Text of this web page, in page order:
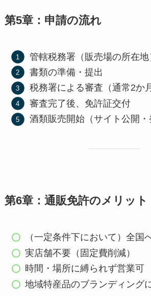
第5章：申請の流れ
管轄税務署（販売場の所在
書類の準備・提出
税務署による審査（通常2か
審査完了後、免許証交付
酒類販売開始（サイト公開・
第6章：通販免許のメリット
（一定条件下において）全国
実店舗不要（固定費削減）
時間・場所に縛られず営業可
地域特産品のブランディング